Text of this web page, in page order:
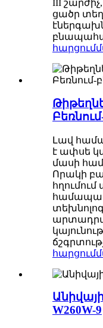
III
ցածր
հարցում
Լավ
է ափսե
մասի
Որակի
հարցում
W260W-9